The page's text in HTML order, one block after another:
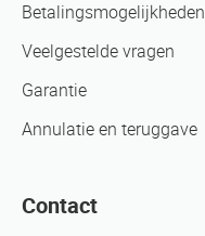
Betalingsmogelijkheden
Veelgestelde vragen
Garantie
Annulatie en teruggave
Contact